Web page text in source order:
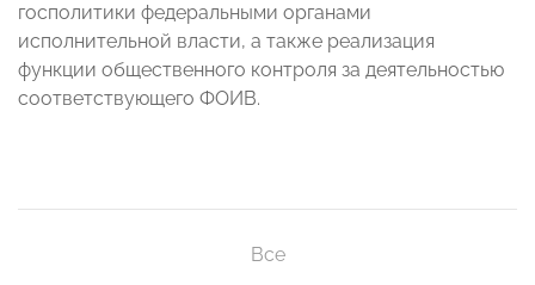
госполитики федеральными органами
исполнительной власти, а также реализация
функции общественного контроля за деятельностью
соответствующего ФОИВ.
Все